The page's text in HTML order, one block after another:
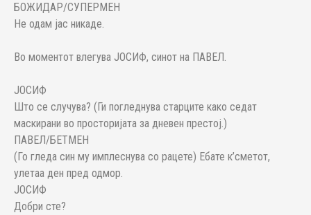
БОЖИДАР/СУПЕРМЕН
Не одам јас никаде.
Во моментот влегува ЈОСИФ, синот на ПАВЕЛ.
ЈОСИФ
Што се случува? (Ги погледнува старците како седат
маскирани во просторијата за дневен престој.)
ПАВЕЛ/БЕТМЕН
(Го гледа син му имплеснува со рацете) Ебате к’сметот,
улетаа ден пред одмор.
ЈОСИФ
Добри сте?